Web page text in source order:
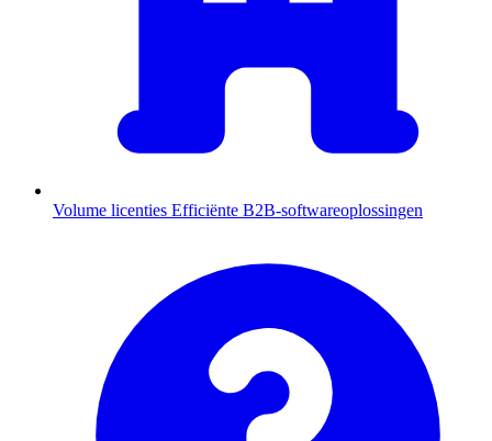
Volume licenties Efficiënte B2B-softwareoplossingen